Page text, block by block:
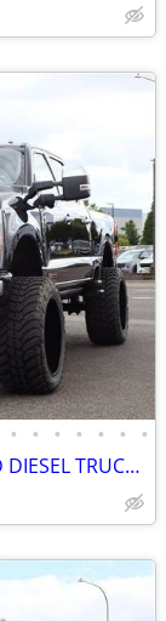
• • • • • • •
2025 Ford F-350 PLATINUM PLUS LIFTED DIESEL TRUCK 4X4 LOADED